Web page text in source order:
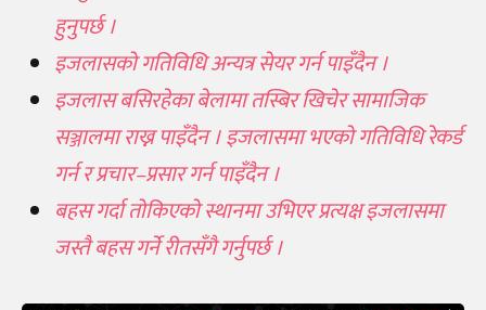
हुनुपर्छ ।
इजलासको गतिविधि अन्यत्र सेयर गर्न पाइँदैन ।
इजलास बसिरहेका बेलामा तस्बिर खिचेर सामाजिक
सञ्जालमा राख्न पाइँदैन । इजलासमा भएको गतिविधि रेकर्ड
गर्न र प्रचार–प्रसार गर्न पाइँदैन ।
बहस गर्दा तोकिएको स्थानमा उभिएर प्रत्यक्ष इजलासमा
जस्तै बहस गर्ने रीतसँगै गर्नुपर्छ ।